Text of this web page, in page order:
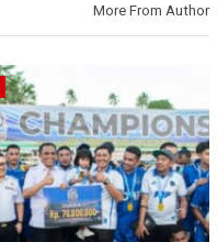
More From Author